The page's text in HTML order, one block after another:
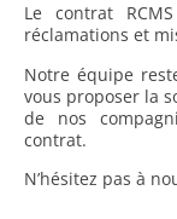
Le contrat
réclamations et
Notre équipe
vous proposer la
de nos
contrat.
N’hésitez pas à